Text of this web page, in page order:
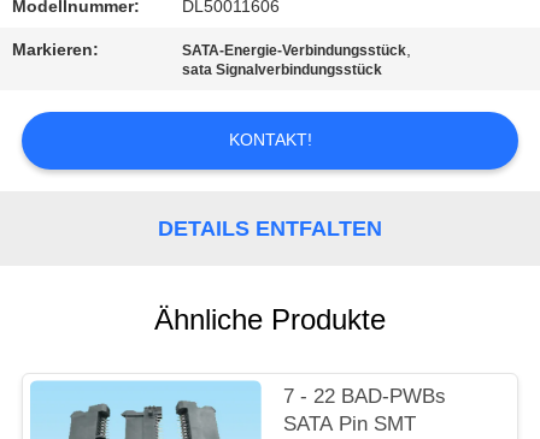
VERBINDUNG
FORDERN
SIE
SITEMAP
Modellnummer: DL50011606
Markieren: SATA-Energie-Verbindungsstück,
sata Signalverbindungsstück
KONTAKT!
DETAILS ENTFALTEN
Ähnliche Produkte
7 - 22 BAD-PWBs
SATA Pin SMT